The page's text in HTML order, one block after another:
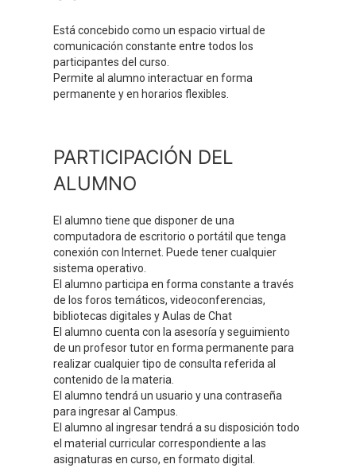
Está concebido como un espacio virtual de
comunicación constante entre todos los
participantes del curso.
Permite al alumno interactuar en forma
permanente y en horarios flexibles.
PARTICIPACIÓN DEL
ALUMNO
El alumno tiene que disponer de una
computadora de escritorio o portátil que tenga
conexión con Internet. Puede tener cualquier
sistema operativo.
El alumno participa en forma constante a través
de los foros temáticos, videoconferencias,
bibliotecas digitales y Aulas de Chat
El alumno cuenta con la asesoría y seguimiento
de un profesor tutor en forma permanente para
realizar cualquier tipo de consulta referida al
contenido de la materia.
El alumno tendrá un usuario y una contraseña
para ingresar al Campus.
El alumno al ingresar tendrá a su disposición todo
el material curricular correspondiente a las
asignaturas en curso, en formato digital.